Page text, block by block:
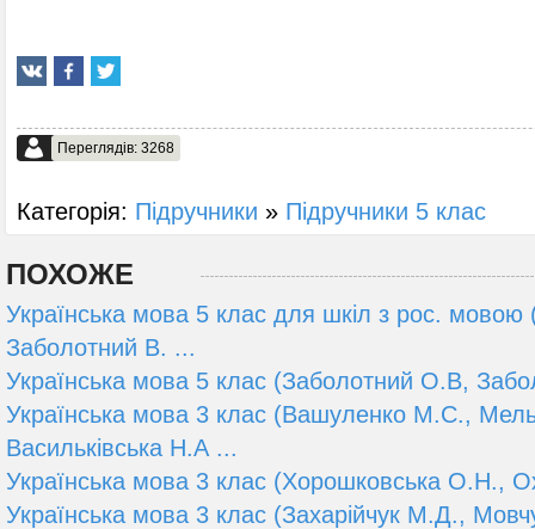
Переглядів: 3268
Категорія: Підручники » Підручники 5 клас
ПОХОЖЕ
Українська мова 5 клас для шкіл з рос.
Заболотний В. ...
Українська мова 5 клас (Заболотний О.В,
Українська мова 3 клас (Вашуленко М.С.,
Васильківська Н.А ...
Українська мова 3 клас (Хорошковська О.Н.,
Українська мова 3 клас (Захарійчук М.Д.,